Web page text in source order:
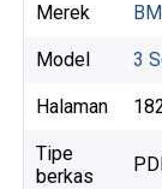
Merek
Model 3
Halaman
Tipe
berkas